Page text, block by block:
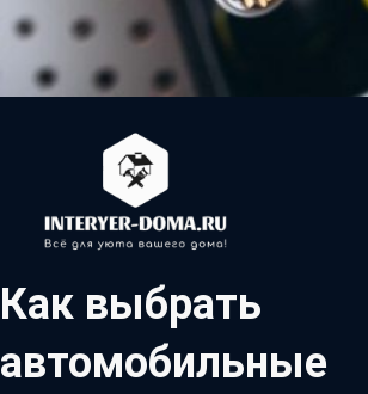
Как выбрать
автомобильные